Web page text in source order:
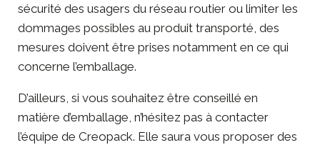
sécurité des usagers du réseau routier ou limiter les
dommages possibles au produit transporté, des
mesures doivent être prises notamment en ce qui
concerne l’emballage.
D’ailleurs, si vous souhaitez être conseillé en
matière d’emballage, n’hésitez pas à contacter
l’équipe de Creopack. Elle saura vous proposer des